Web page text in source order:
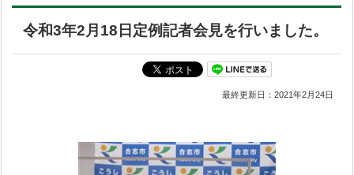
令和3年2月18日定例記者会見を行いました。
最終更新日：2021年2月24日